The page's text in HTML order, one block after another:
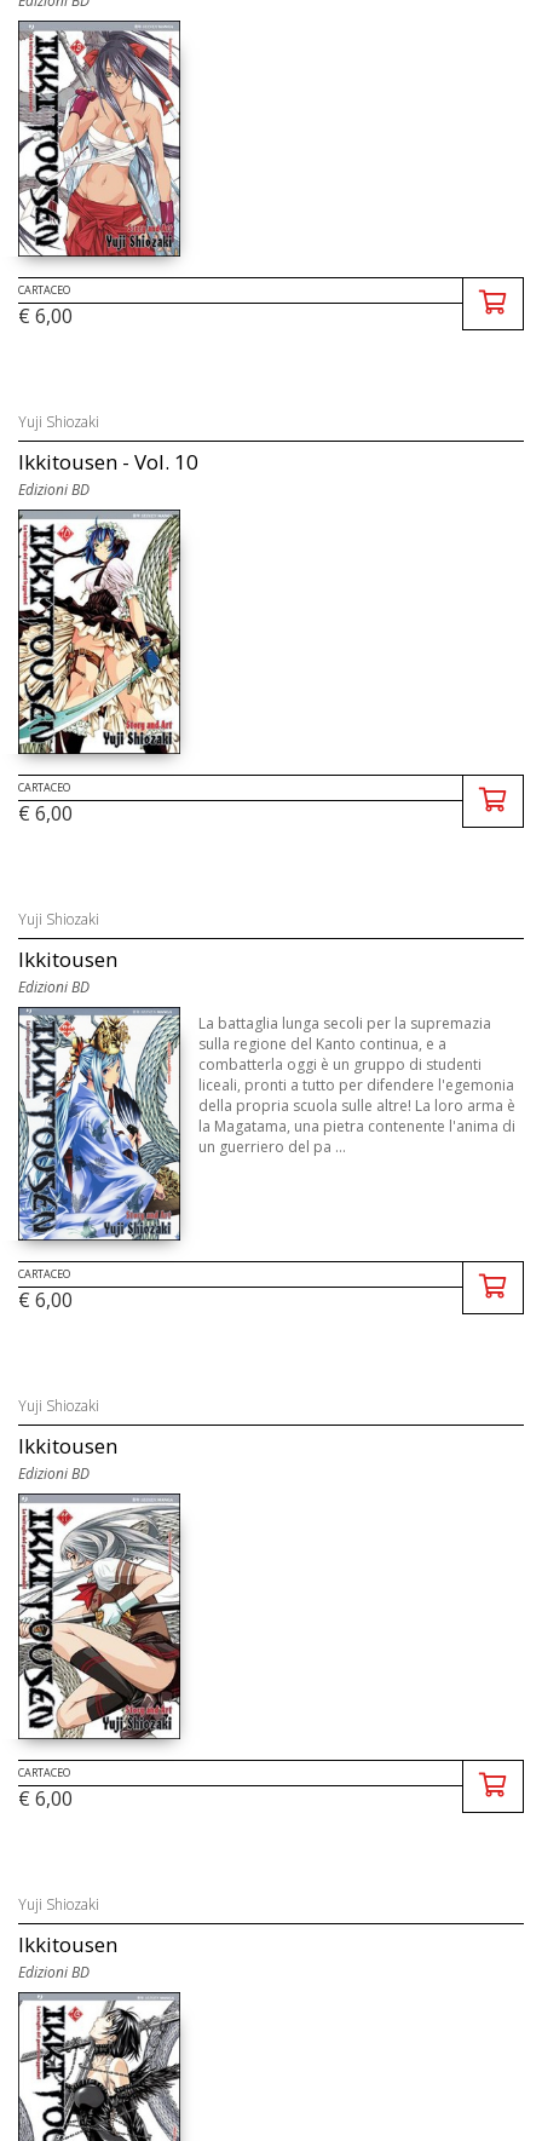
CARTACEO
€ 6,00
Yuji Shiozaki
Ikkitousen - Vol. 10
Edizioni BD
CARTACEO
€ 6,00
Yuji Shiozaki
Ikkitousen
Edizioni BD
La battaglia lunga secoli per la supremazia
sulla regione del Kanto continua, e a
combatterla oggi è un gruppo di studenti
liceali, pronti a tutto per difendere l'egemonia
della propria scuola sulle altre! La loro arma è
la Magatama, una pietra contenente l'anima di
un guerriero del pa ...
CARTACEO
€ 6,00
Yuji Shiozaki
Ikkitousen
Edizioni BD
CARTACEO
€ 6,00
Yuji Shiozaki
Ikkitousen
Edizioni BD